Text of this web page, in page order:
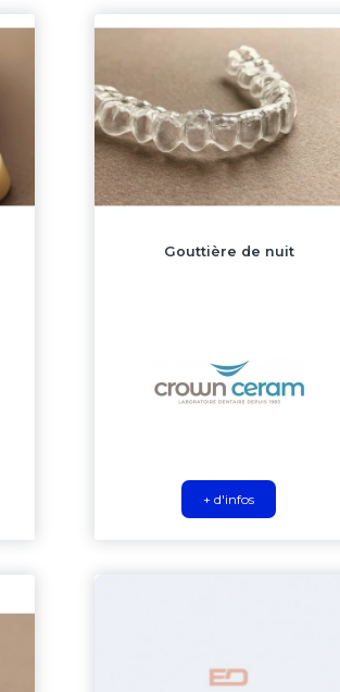
Gouttière de nuit
+ d'infos